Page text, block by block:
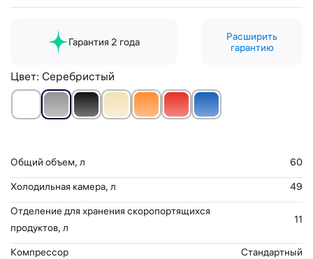
Гарантия 2 года
Расширить
гарантию
Цвет: Серебристый
Общий объем, л
60
Холодильная камера, л
49
Отделение для хранения скоропортящихся
продуктов, л
11
Компрессор
Стандартный